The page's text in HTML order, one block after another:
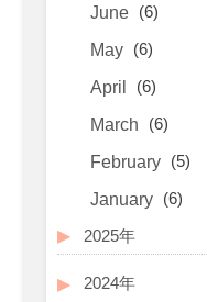
June (6)
May (6)
April (6)
March (6)
February (5)
January (6)
2025年
2024年